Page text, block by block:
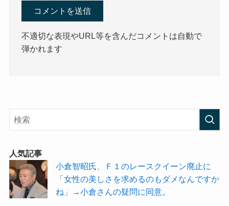
不適切な表現やURL等を含んだコメントは自動で
弾かれます
人気記事
小倉智昭氏、Ｆ１のレースクイーン廃止に
「女性の美しさを求めるのもダメなんですか
ね」→小倉さんの疑問に同意。